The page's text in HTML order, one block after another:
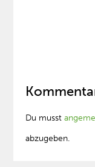
Du musst
abzugeben.